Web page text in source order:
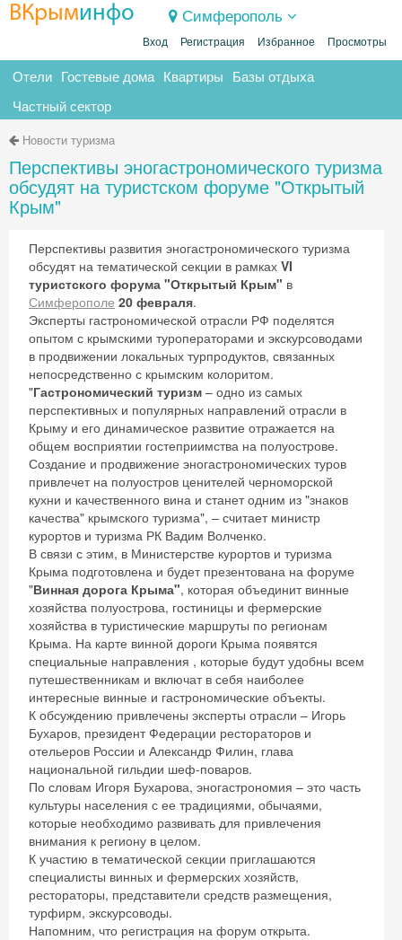
ВКрыминфо Симферополь
Вход Регистрация Избранное Просмотры
Отели Гостевые дома Квартиры Базы отдыха
Частный сектор
Новости туризма
Перспективы эногастрономического туризма
обсудят на туристском форуме "Открытый
Крым"
Перспективы развития эногастрономического туризма
обсудят на тематической секции в рамках VI
туристского форума "Открытый Крым" в
Симферополе 20 февраля.
Эксперты гастрономической отрасли РФ поделятся
опытом с крымскими туроператорами и экскурсоводами
в продвижении локальных турпродуктов, связанных
непосредственно с крымским колоритом.
"Гастрономический туризм – одно из самых
перспективных и популярных направлений отрасли в
Крыму и его динамическое развитие отражается на
общем восприятии гостеприимства на полуострове.
Создание и продвижение эногастрономических туров
привлечет на полуостров ценителей черноморской
кухни и качественного вина и станет одним из "знаков
качества" крымского туризма", – считает министр
курортов и туризма РК Вадим Волченко.
В связи с этим, в Министерстве курортов и туризма
Крыма подготовлена и будет презентована на форуме
"Винная дорога Крыма", которая объединит винные
хозяйства полуострова, гостиницы и фермерские
хозяйства в туристические маршруты по регионам
Крыма. На карте винной дороги Крыма появятся
специальные направления , которые будут удобны всем
путешественникам и включат в себя наиболее
интересные винные и гастрономические объекты.
К обсуждению привлечены эксперты отрасли – Игорь
Бухаров, президент Федерации рестораторов и
отельеров России и Александр Филин, глава
национальной гильдии шеф-поваров.
По словам Игоря Бухарова, эногастрономия – это часть
культуры населения с ее традициями, обычаями,
которые необходимо развивать для привлечения
внимания к региону в целом.
К участию в тематической секции приглашаются
специалисты винных и фермерских хозяйств,
рестораторы, представители средств размещения,
турфирм, экскурсоводы.
Напомним, что регистрация на форум открыта.